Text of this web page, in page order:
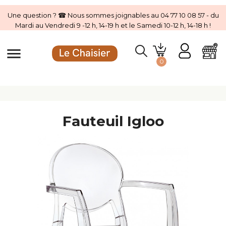
Une question ? ☎ Nous sommes joignables au 04 77 10 08 57 - du
Mardi au Vendredi 9 -12 h, 14-19 h et le Samedi 10-12 h, 14-18 h !
menu 0
Fauteuil Igloo